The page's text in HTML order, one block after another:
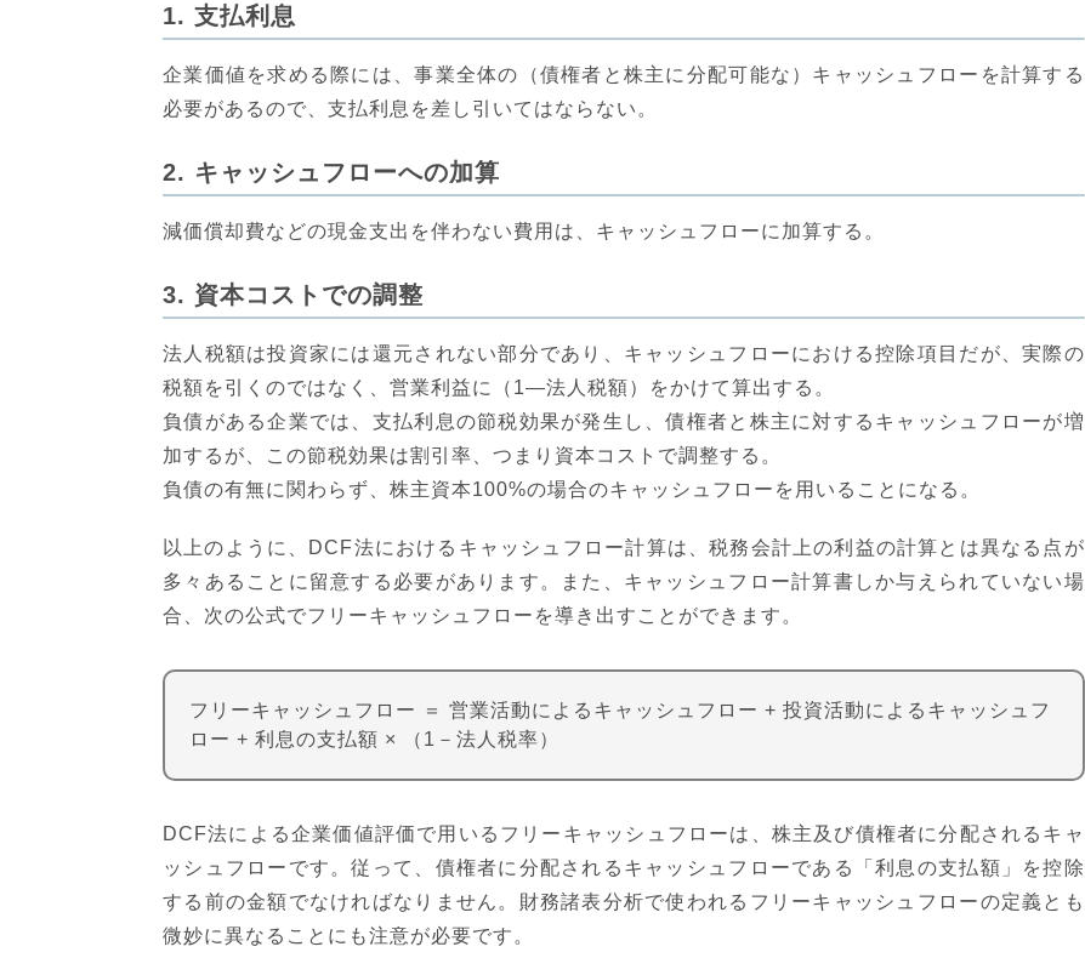
1. 支払利息
企業価値を求める際には、事業全体の（債権者と株主に分配可能な）キャッシュフローを計算する
必要があるので、支払利息を差し引いてはならない。
2. キャッシュフローへの加算
減価償却費などの現金支出を伴わない費用は、キャッシュフローに加算する。
3. 資本コストでの調整
法人税額は投資家には還元されない部分であり、キャッシュフローにおける控除項目だが、実際の
税額を引くのではなく、営業利益に（1―法人税額）をかけて算出する。
負債がある企業では、支払利息の節税効果が発生し、債権者と株主に対するキャッシュフローが増
加するが、この節税効果は割引率、つまり資本コストで調整する。
負債の有無に関わらず、株主資本100%の場合のキャッシュフローを用いることになる。
以上のように、DCF法におけるキャッシュフロー計算は、税務会計上の利益の計算とは異なる点が
多々あることに留意する必要があります。また、キャッシュフロー計算書しか与えられていない場
合、次の公式でフリーキャッシュフローを導き出すことができます。
フリーキャッシュフロー ＝ 営業活動によるキャッシュフロー + 投資活動によるキャッシュフ
ロー + 利息の支払額 × （1－法人税率）
DCF法による企業価値評価で用いるフリーキャッシュフローは、株主及び債権者に分配されるキャ
ッシュフローです。従って、債権者に分配されるキャッシュフローである「利息の支払額」を控除
する前の金額でなければなりません。財務諸表分析で使われるフリーキャッシュフローの定義とも
微妙に異なることにも注意が必要です。